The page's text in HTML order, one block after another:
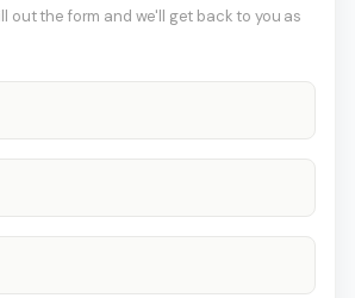
out the form and we'll get back to you as